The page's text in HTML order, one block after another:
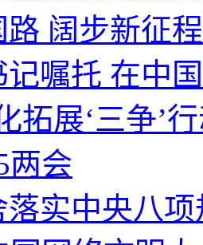
阔步新征程
记嘱托 在中
拓展‘三争’
两会
落实中央八